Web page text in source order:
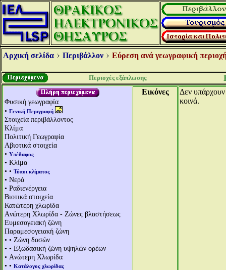
Αρχική σελίδα Περιβάλλον Εύρεση ανά γεωγραφική
Περιοχές εξάπλωσης
Φυσική γεωγραφία
• Γενική Περιγραφή
Στοιχεία περιβάλλοντος
Κλίμα
Πολιτική Γεωγραφία
Αβιοτικά στοιχεία
• Υπέδαφος
• Κλίμα
• • Τύποι κλίματος
• Νερά
• Ραδιενέργεια
Βιοτικά στοιχεία
Κατώτερη χλωρίδα
Aνώτερη Χλωρίδα - Ζώνες βλαστήσεως
Ευμεσογειακή ζώνη
Παραμεσογειακή ζώνη
• • Ζώνη δασών
• • Εξωδασική ζώνη υψηλών ορέων
• Aνώτερη Χλωρίδα
• • Κατάλογος χλωρίδας
Εικόνες
Δεν
κοινά.